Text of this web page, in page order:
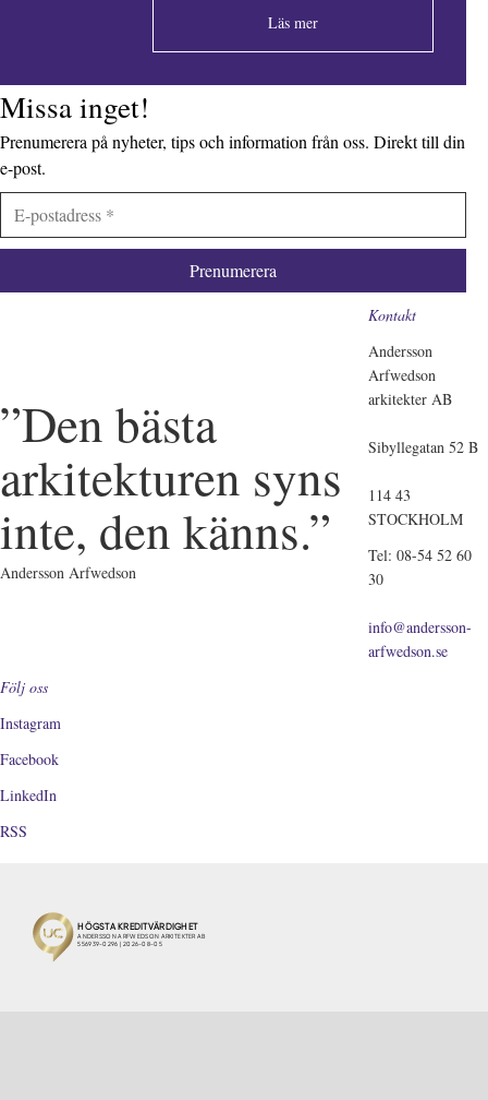
Missa inget!
Prenumerera på nyheter, tips och information från oss. Direkt till din
e-post.
Läs mer
”Den bästa
arkitekturen syns
inte, den känns.”
Andersson Arfwedson
Kontakt
Andersson
Arfwedson
arkitekter AB
Sibyllegatan 52 B
114 43
STOCKHOLM
Tel: 08-54 52 60
30
info@andersson-
arfwedson.se
Följ oss
Instagram
Facebook
LinkedIn
RSS